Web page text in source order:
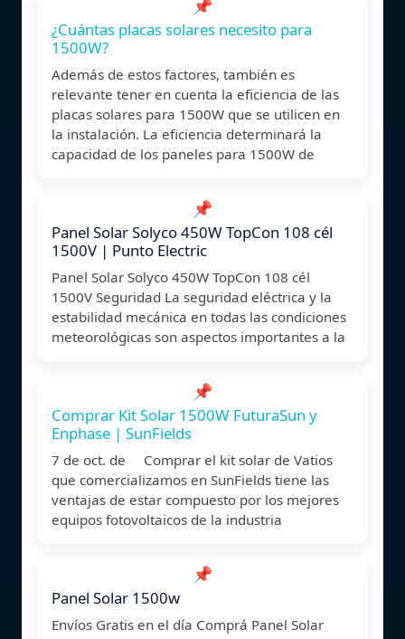
📌
¿Cuántas placas solares necesito para
1500W?
Además de estos factores, también es
relevante tener en cuenta la eficiencia de las
placas solares para 1500W que se utilicen en
la instalación. La eficiencia determinará la
capacidad de los paneles para 1500W de
📌
Panel Solar Solyco 450W TopCon 108 cél
1500V | Punto Electric
Panel Solar Solyco 450W TopCon 108 cél
1500V Seguridad La seguridad eléctrica y la
estabilidad mecánica en todas las condiciones
meteorológicas son aspectos importantes a la
📌
Comprar Kit Solar 1500W FuturaSun y
Enphase | SunFields
7 de oct. de Comprar el kit solar de Vatios
que comercializamos en SunFields tiene las
ventajas de estar compuesto por los mejores
equipos fotovoltaicos de la industria
📌
Panel Solar 1500w
Envíos Gratis en el día Comprá Panel Solar